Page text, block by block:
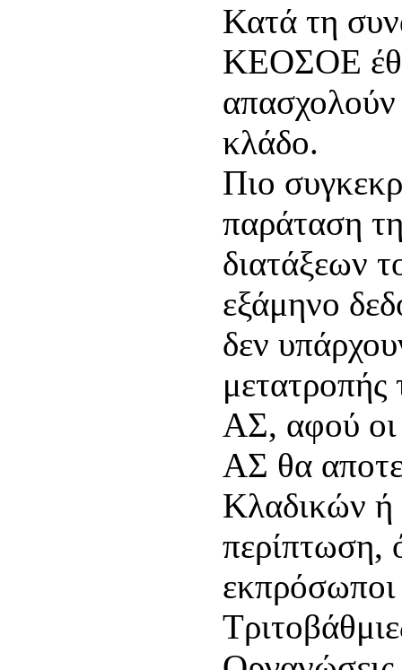
Κατά τη
ΚΕΟΣΟΕ
κλάδο.
Πιο
παράταση
διατάξεων
εξάμηνο
δεν
ΑΣ, αφού οι
ΑΣ θα
Κλαδικών ή
περίπτωση,
εκπρόσωποι